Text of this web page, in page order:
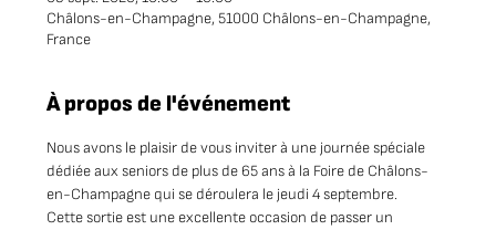
Châlons-en-Champagne, 51000 Châlons-en-Champagne,
France
À propos de l'événement
Nous avons le plaisir de vous inviter à une journée spéciale
dédiée aux seniors de plus de 65 ans à la Foire de Châlons-
en-Champagne qui se déroulera le jeudi 4 septembre.
Cette sortie est une excellente occasion de passer un